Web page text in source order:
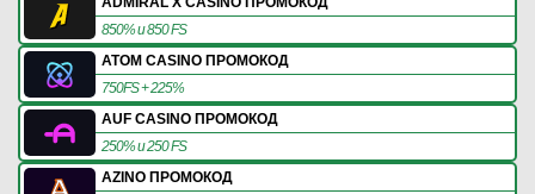
850% и 850 FS
ATOM CASINO ПРОМОКОД
750FS + 225%
AUF CASINO ПРОМОКОД
250% и 250 FS
AZINO ПРОМОКОД